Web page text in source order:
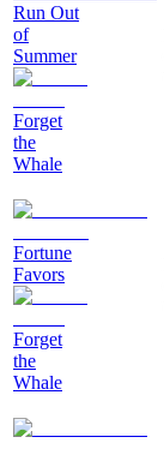
Run Out
of
Summer
Forget
the
Whale
Fortune
Favors
Forget
the
Whale